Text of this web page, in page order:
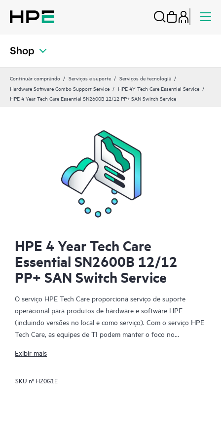
Shop
Continuar comprando Serviços e suporte
Serviços de tecnologia
Hardware Software Combo Support Service
HPE 4Y Tech Care Essential Service
HPE 4 Year Tech Care Essential SN2600B 12/12 PP+ SAN Switch Service
HPE 4 Year Tech Care
Essential SN2600B 12/12
PP+ SAN Switch Service
O serviço HPE Tech Care proporciona serviço de suporte
operacional para produtos de hardware e software HPE
(incluindo versões no local e como serviço). Com o serviço HPE
Tech Care, as equipes de TI podem manter o foco no
formas melhores de agir, em vez de apenas reagir a problemas.
O serviço HPE Tech Care permite acesso direto a especialistas
Exibir mais
SKU nº HZ0G1E